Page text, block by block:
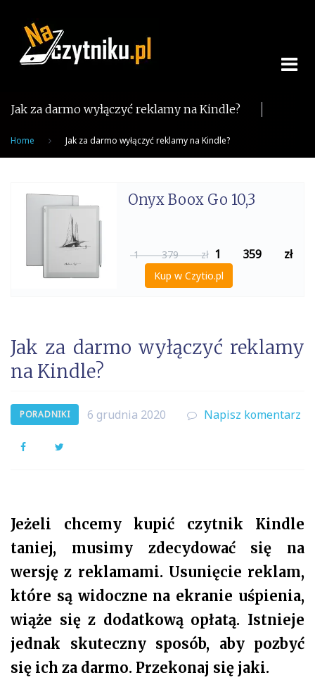
content
Jak za darmo wyłączyć reklamy na Kindle?
Home Jak za darmo wyłączyć reklamy na Kindle?
Onyx Boox Go 10,3
1 379 zł 1 359 zł
Kup w Czytio.pl
Jak za darmo wyłączyć reklamy
na Kindle?
PORADNIKI 6 grudnia 2020 Napisz komentarz
Facebook
Jeżeli chcemy kupić czytnik Kindle
taniej, musimy zdecydować się na
wersję z reklamami. Usunięcie reklam,
które są widoczne na ekranie uśpienia,
wiąże się z dodatkową opłatą. Istnieje
jednak skuteczny sposób, aby pozbyć
się ich za darmo. Przekonaj się jaki.